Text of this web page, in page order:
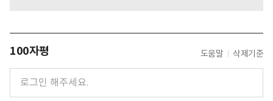
100자평 도움말 삭제기준